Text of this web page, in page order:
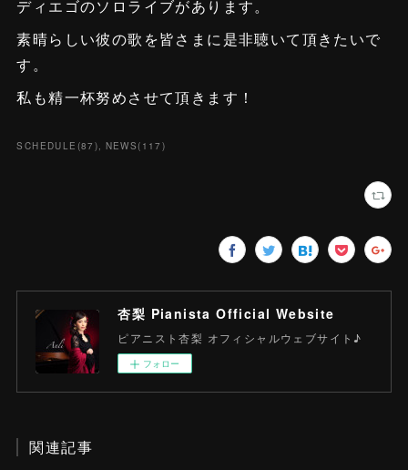
ディエゴのソロライブがあります。
素晴らしい彼の歌を皆さまに是非聴いて頂きたいで
す。
私も精一杯努めさせて頂きます！
SCHEDULE (87 ) NEWS( 117 )
杏梨 Pianista Official Website
ピアニスト杏梨 オフィシャルウェブサイト♪
フォロー
関連記事